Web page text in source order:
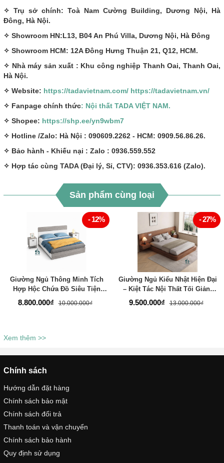
✧ Trụ sở chính: Toà Nam Cường Building, Dương Nội, Hà
Đông, Hà Nội.
✧ Showroom HN:L13, B04 An Phú Villa, Dương Nội, Hà Đông
✧ Showroom HCM: 12A Đông Hưng Thuận 21, Q12, HCM.
✧ Nhà máy sản xuất : Khu công nghiệp Thanh Oai, Thanh Oai,
Hà Nội.
✧ Website: https://tadavietnam.com/ https://tadavietnam.vn/
✧ Fanpage chính thức: Nội thất TADA VIỆT NAM.
✧ Shopee: https://shp.ee/yn9wbm7
✧ Hotline /Zalo: Hà Nội : 090609.2262 - HCM: 0909.56.86.26.
✧ Bảo hành - Khiếu nại : Zalo : 0936.559.552
✧ Hợp tác cùng TADA (Đại lý, Sỉ, CTV): 0936.353.616 (Zalo).
Sản phẩm cùng loại
- 12%
Giường Ngủ Thông Minh Tích
Hợp Hộc Chứa Đồ Siêu Tiện
Nghi - Thương Hiệu TADA Việt
8.800.000₫ 10.000.000₫
- 27%
Giường Ngủ Kiểu Nhật Hiện Đại
– Kiệt Tác Nội Thất Tối Giản,
Đẳng Cấp Cho Phòng Ngủ -
9.500.000₫ 13.000.000₫
Xem thêm >>
Chính sách
Hướng dẫn đặt hàng
Chính sách bảo mật
Chính sách đổi trả
Thanh toán và vận chuyển
Chính sách bảo hành
Quy định sử dụng